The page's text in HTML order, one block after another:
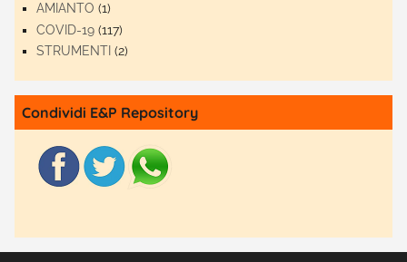
AMIANTO (1)
COVID-19 (117)
STRUMENTI (2)
Condividi E&P Repository